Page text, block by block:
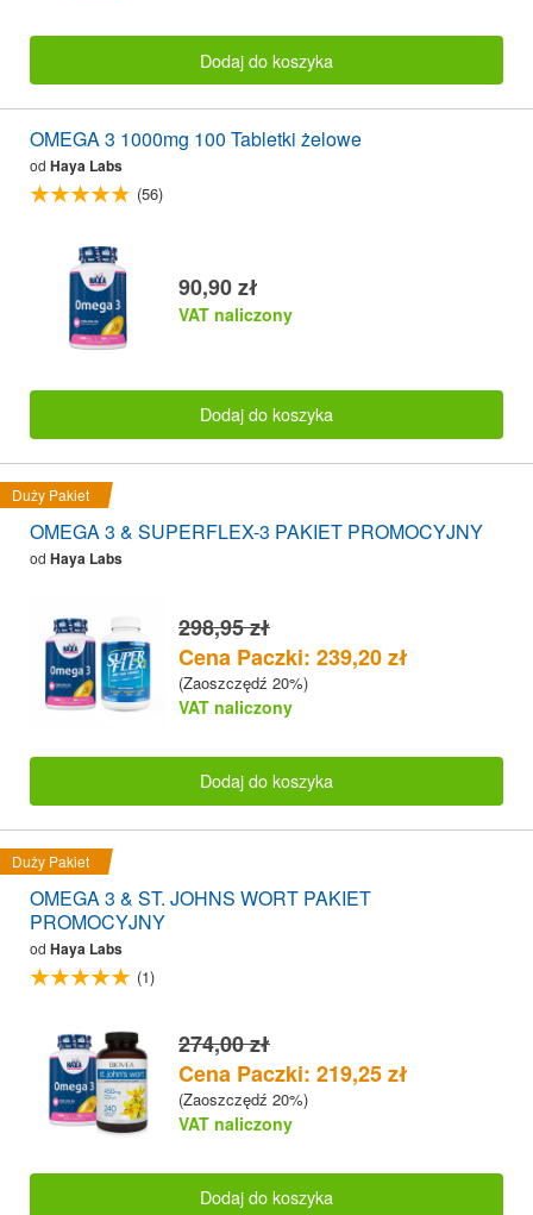
Dodaj do koszyka
OMEGA 3 1000mg 100 Tabletki żelowe
od Haya Labs
(56)
90,90 zł
VAT naliczony
Dodaj do koszyka
Duży Pakiet
OMEGA 3 & SUPERFLEX-3 PAKIET PROMOCYJNY
od Haya Labs
298,95 zł
Cena Paczki: 239,20 zł
(Zaoszczędź 20%)
VAT naliczony
Dodaj do koszyka
Duży Pakiet
OMEGA 3 & ST. JOHNS WORT PAKIET
PROMOCYJNY
od Haya Labs
(1)
274,00 zł
Cena Paczki: 219,25 zł
(Zaoszczędź 20%)
VAT naliczony
Dodaj do koszyka